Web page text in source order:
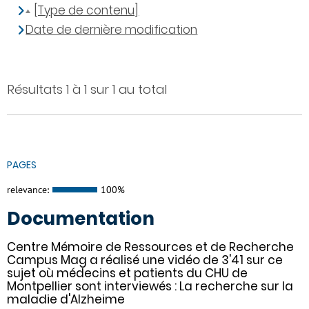
Résultats 1 à 1 sur 1 au total
PAGES
relevance: 100%
Documentation
Centre Mémoire de Ressources et de Recherche
Campus Mag a réalisé une vidéo de 3'41 sur ce
sujet où médecins et patients du CHU de
Montpellier sont interviewés : La recherche sur la
maladie d'Alzheime
[Type de contenu]
Date de dernière modification